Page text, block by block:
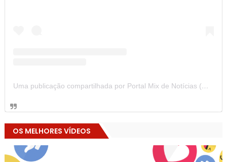
Uma publicação compartilhada por Portal Mix de Notícias (@portalmixdenoticias)
OS MELHORES VÍDEOS